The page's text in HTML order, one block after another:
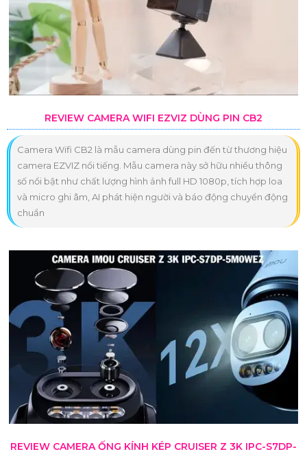
REVIEW CAMERA WIFI EZVIZ DÙNG PIN CB2
Camera Wifi CB2 là mẫu camera dùng pin đến từ thương hiệu
camera EZVIZ nổi tiếng. Mẫu camera này sở hữu nhiều thông
số nổi bật như chất lượng hình ảnh full HD 1080p, tích hợp loa
và micro ghi âm, AI phát hiện người và báo động chuyển động
chuẩn
REVIEW CAMERA ỐNG KÍNH KÉP CRUISER Z 3K IPC-S7DP-